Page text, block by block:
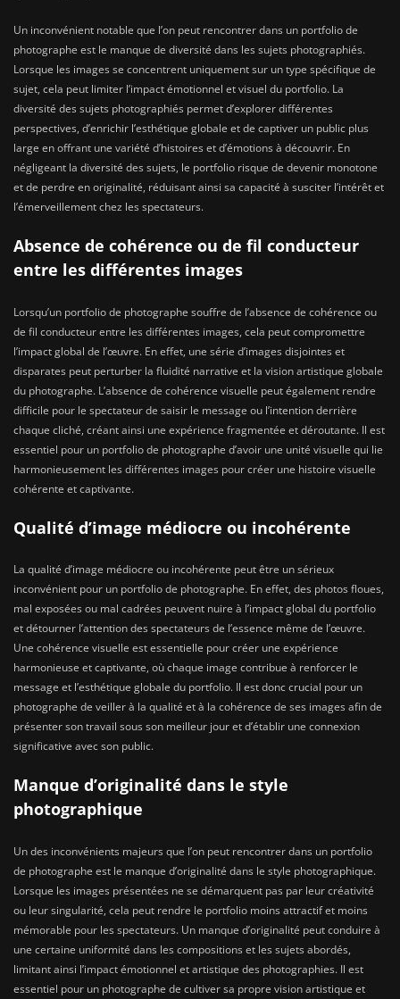
Un inconvénient notable que l’on peut rencontrer dans un portfolio de
photographe est le manque de diversité dans les sujets photographiés.
Lorsque les images se concentrent uniquement sur un type spécifique de
sujet, cela peut limiter l’impact émotionnel et visuel du portfolio. La
diversité des sujets photographiés permet d’explorer différentes
perspectives, d’enrichir l’esthétique globale et de captiver un public plus
large en offrant une variété d’histoires et d’émotions à découvrir. En
négligeant la diversité des sujets, le portfolio risque de devenir monotone
et de perdre en originalité, réduisant ainsi sa capacité à susciter l’intérêt et
l’émerveillement chez les spectateurs.
Absence de cohérence ou de fil conducteur
entre les différentes images
Lorsqu’un portfolio de photographe souffre de l’absence de cohérence ou
de fil conducteur entre les différentes images, cela peut compromettre
l’impact global de l’œuvre. En effet, une série d’images disjointes et
disparates peut perturber la fluidité narrative et la vision artistique globale
du photographe. L’absence de cohérence visuelle peut également rendre
difficile pour le spectateur de saisir le message ou l’intention derrière
chaque cliché, créant ainsi une expérience fragmentée et déroutante. Il est
essentiel pour un portfolio de photographe d’avoir une unité visuelle qui lie
harmonieusement les différentes images pour créer une histoire visuelle
cohérente et captivante.
Qualité d’image médiocre ou incohérente
La qualité d’image médiocre ou incohérente peut être un sérieux
inconvénient pour un portfolio de photographe. En effet, des photos floues,
mal exposées ou mal cadrées peuvent nuire à l’impact global du portfolio
et détourner l’attention des spectateurs de l’essence même de l’œuvre.
Une cohérence visuelle est essentielle pour créer une expérience
harmonieuse et captivante, où chaque image contribue à renforcer le
message et l’esthétique globale du portfolio. Il est donc crucial pour un
photographe de veiller à la qualité et à la cohérence de ses images afin de
présenter son travail sous son meilleur jour et d’établir une connexion
significative avec son public.
Manque d’originalité dans le style
photographique
Un des inconvénients majeurs que l’on peut rencontrer dans un portfolio
de photographe est le manque d’originalité dans le style photographique.
Lorsque les images présentées ne se démarquent pas par leur créativité
ou leur singularité, cela peut rendre le portfolio moins attractif et moins
mémorable pour les spectateurs. Un manque d’originalité peut conduire à
une certaine uniformité dans les compositions et les sujets abordés,
limitant ainsi l’impact émotionnel et artistique des photographies. Il est
essentiel pour un photographe de cultiver sa propre vision artistique et